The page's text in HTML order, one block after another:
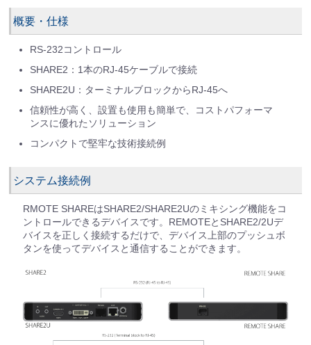
概要・仕様
RS-232コントロール
SHARE2：1本のRJ-45ケーブルで接続
SHARE2U：ターミナルブロックからRJ-45へ
信頼性が高く、設置も使用も簡単で、コストパフォーマ
ンスに優れたソリューション
コンパクトで堅牢な技術接続例
システム接続例
RMOTE SHAREはSHARE2/SHARE2Uのミキシング機能をコ
ントロールできるデバイスです。REMOTEとSHARE2/2Uデ
バイスを正しく接続するだけで、デバイス上部のプッシュボ
タンを使ってデバイスと通信することができます。